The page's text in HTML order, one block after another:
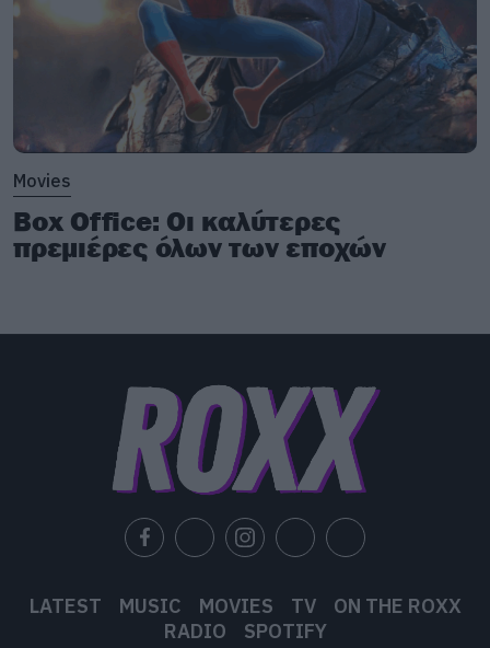
Movies
Box Office: Οι καλύτερες
πρεμιέρες όλων των εποχών
LATEST MUSIC MOVIES TV
ON THE ROXX
RADIO
SPOTIFY